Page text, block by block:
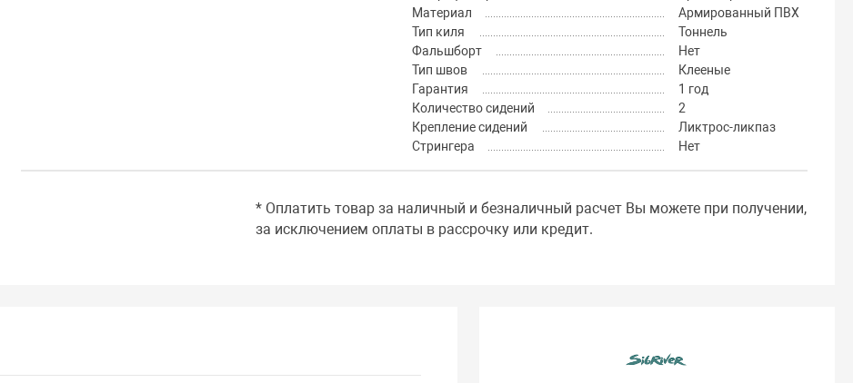
Материал
Армированный ПВХ
Тип киля
Тоннель
Фальшборт
Нет
Тип швов
Клееные
Гарантия
1 год
Количество сидений
2
Крепление сидений
Ликтрос-ликпаз
Стрингера
Нет
* Оплатить товар за наличный и безналичный расчет Вы можете при получении,
за исключением оплаты в рассрочку или кредит.